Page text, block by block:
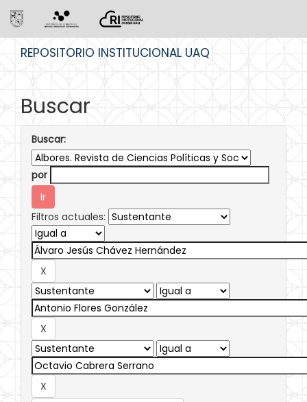
REPOSITORIO INSTITUCIONAL UAQ
Buscar
Buscar:
por
Filtros actuales: